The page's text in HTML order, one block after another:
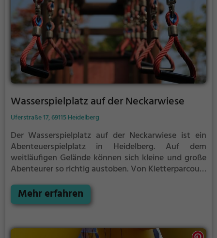
Wasserspielplatz auf der Neckarwiese
Uferstraße 17, 69115 Heidelberg
Der Wasserspielplatz auf der Neckarwiese ist ein
Abenteuerspielplatz in Heidelberg. Auf dem
weitläufigen Gelände können sich kleine und große
Abenteurer so richtig austoben. Von Kletterparcours
Wasserspielplatz auf der Neckarwiese für jeden
etwas dabei.
Mehr erfahren